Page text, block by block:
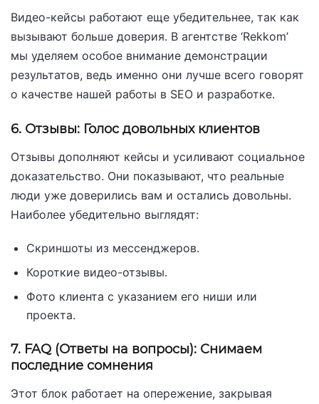
Видео-кейсы работают еще убедительнее, так как
вызывают больше доверия. В агентстве ‘Rekkom’
мы уделяем особое внимание демонстрации
результатов, ведь именно они лучше всего говорят
о качестве нашей работы в SEO и разработке.
6. Отзывы: Голос довольных клиентов
Отзывы дополняют кейсы и усиливают социальное
доказательство. Они показывают, что реальные
люди уже доверились вам и остались довольны.
Наиболее убедительно выглядят:
Скриншоты из мессенджеров.
Короткие видео-отзывы.
Фото клиента с указанием его ниши или
проекта.
7. FAQ (Ответы на вопросы): Снимаем
последние сомнения
Этот блок работает на опережение, закрывая